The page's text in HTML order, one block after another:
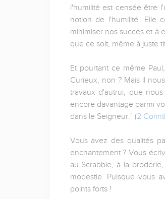
l'humilité est censée être
notion de l'humilité. Elle
minimiser nos succès et à
que ce soit, même à juste
Et pourtant ce même
Curieux, non ? Mais il
travaux d'autrui, que
encore davantage parmi
dans le Seigneur." (2
Vous avez des qualités
enchantement ? Vous
au Scrabble, à la
modestie. Puisque vous
points forts !